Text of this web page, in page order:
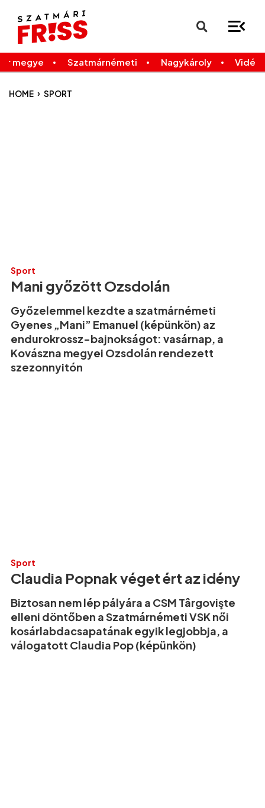
Legfrissebb
megye Szatmárnémeti Nagykároly Vidék
HOME › SPORT
Sport
Mani győzött Ozsdolán
Győzelemmel kezdte a szatmárnémeti
Gyenes „Mani” Emanuel (képünkön) az
endurokrossz-bajnokságot: vasárnap, a
Kovászna megyei Ozsdolán rendezett
szezonnyitón
Sport
Claudia Popnak véget ért az idény
Biztosan nem lép pályára a CSM Târgovişte
elleni döntőben a Szatmárnémeti VSK női
kosárlabdacsapatának egyik legjobbja, a
válogatott Claudia Pop (képünkön)